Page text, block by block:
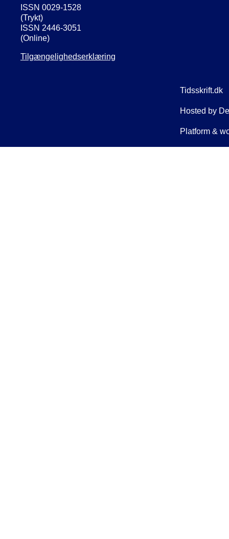
ISSN 0029-1528
(Trykt)
ISSN 2446-3051
(Online)
Tilgængelighedserklæring